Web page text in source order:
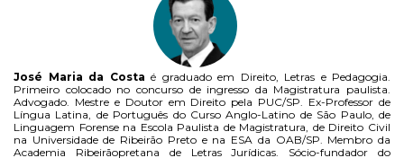
José Maria da Costa é graduado em Direito, Letras e Pedagogia.
Primeiro colocado no concurso de ingresso da Magistratura paulista.
Advogado. Mestre e Doutor em Direito pela PUC/SP. Ex-Professor de
Língua Latina, de Português do Curso Anglo-Latino de São Paulo, de
Linguagem Forense na Escola Paulista de Magistratura, de Direito Civil
na Universidade de Ribeirão Preto e na ESA da OAB/SP. Membro da
Academia Ribeirãopretana de Letras Jurídicas. Sócio-fundador do